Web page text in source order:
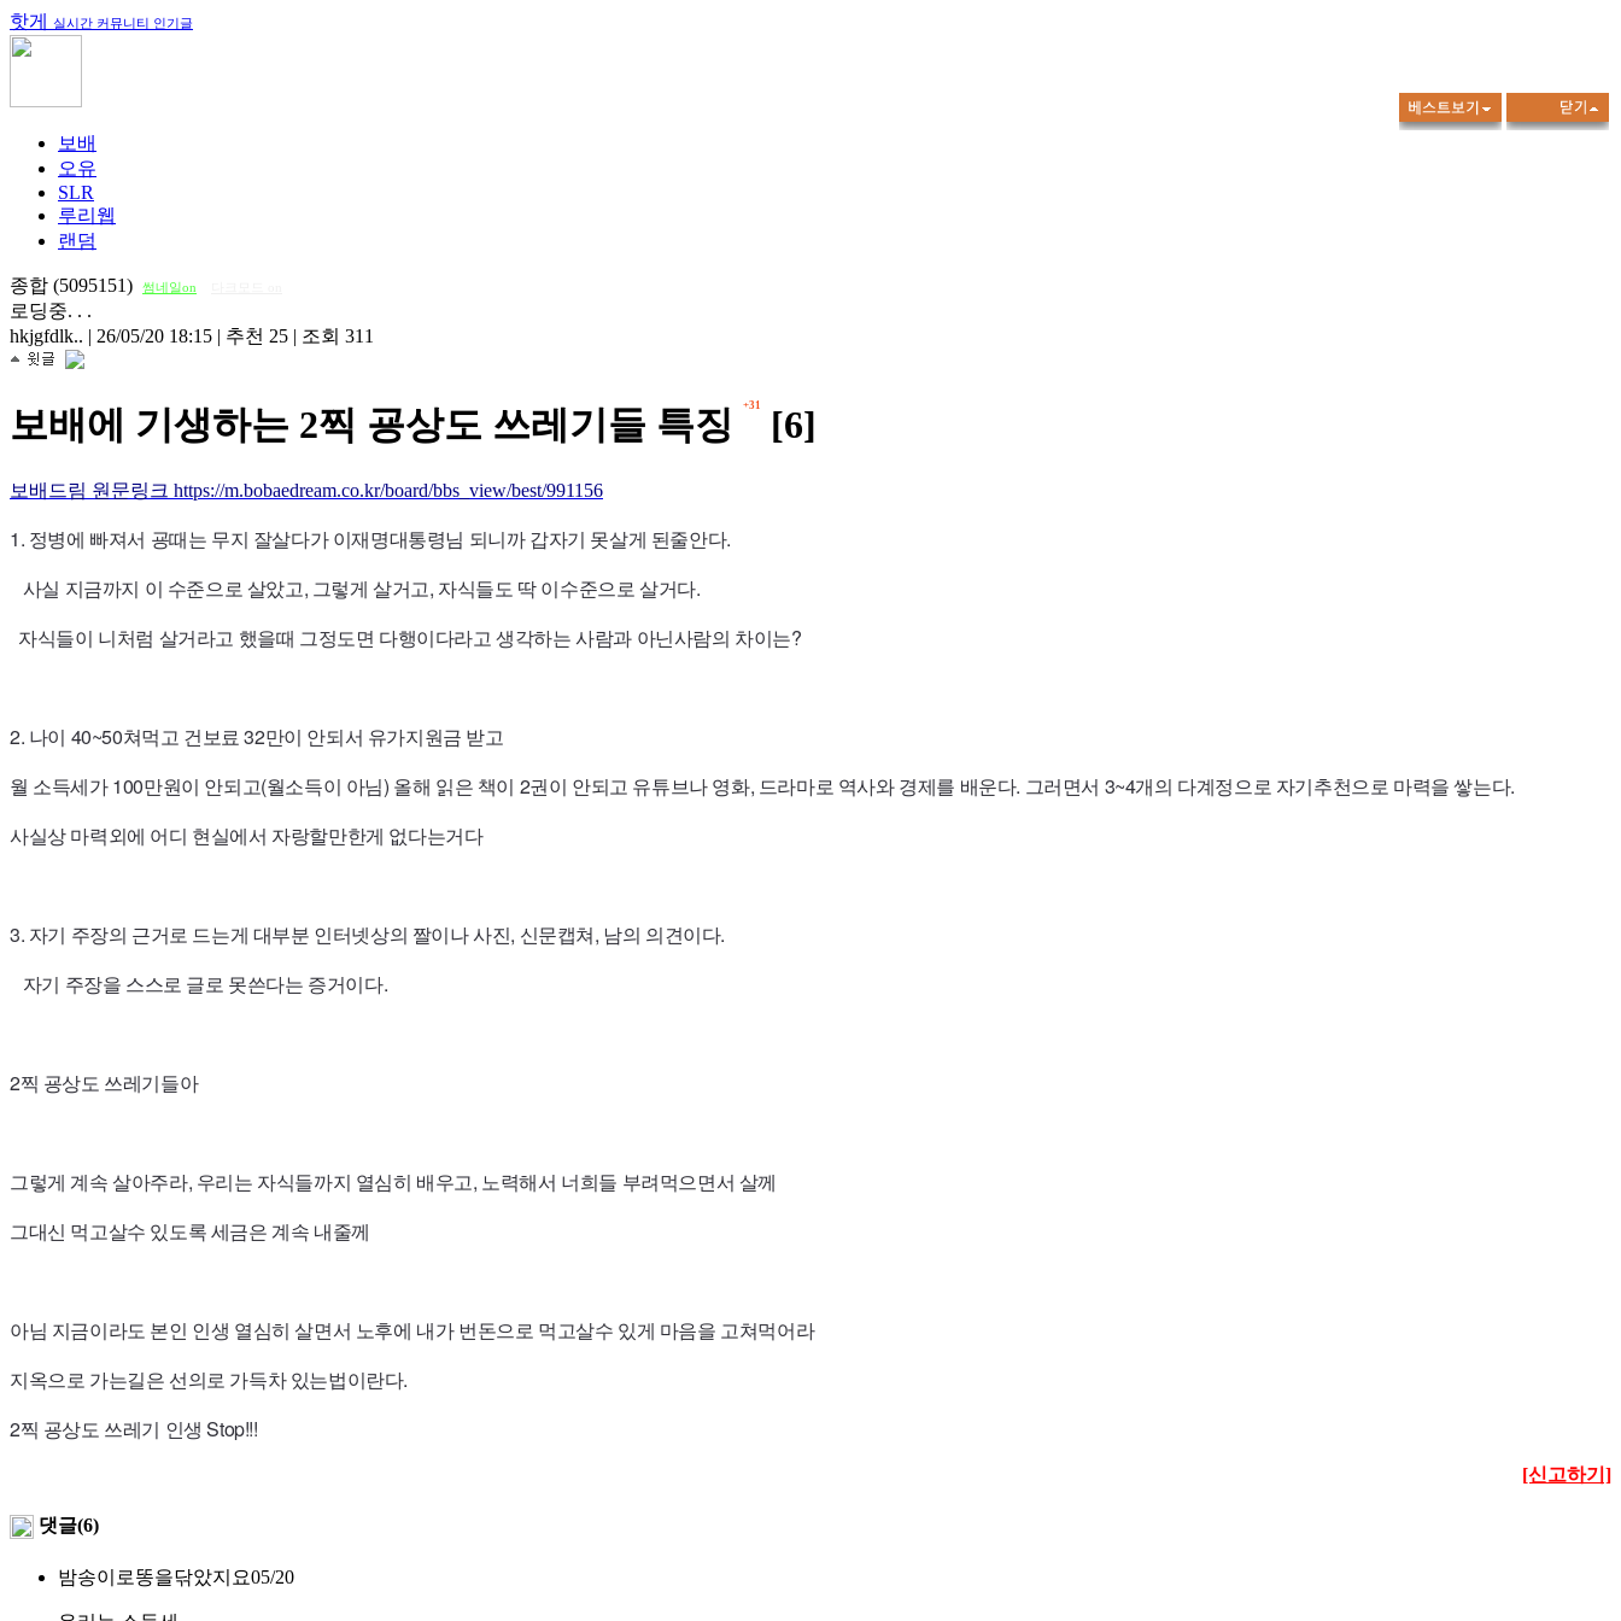
핫게 실시간 커뮤니티 인기글
보배
오유
SLR
루리웹
랜덤
종합 (5095151) 썸네일on
로딩중. . .
hkjgfdlk.. | 26/05/20 18:15 | 추천 25 | 조회 311
보배에 기생하는 2찍 굥상도 쓰레기들 특징 +31 [6]
보배드림 원문링크 https://m.bobaedream.co.kr/board/bbs_view/best/991156
1. 정병에 빠져서 굥때는 무지 잘살다가 이재명대통령님 되니까 갑자기 못살게 된줄안다.
사실 지금까지 이 수준으로 살았고, 그렇게 살거고, 자식들도 딱 이수준으로 살거다.
자식들이 니처럼 살거라고 했을때 그정도면 다행이다라고 생각하는 사람과 아닌사람의 차이는?
2. 나이 40~50쳐먹고 건보료 32만이 안되서 유가지원금 받고
월 소득세가 100만원이 안되고(월소득이 아님) 올해 읽은 책이 2권이 안되고 유튜브나 영화, 드라마로 역사와 경제를 배운다. 그러면서 3~4개의 다계정으로 자기추천으로 마력을 쌓는다.
사실상 마력외에 어디 현실에서 자랑할만한게 없다는거다
3. 자기 주장의 근거로 드는게 대부분 인터넷상의 짤이나 사진, 신문캡쳐, 남의 의견이다.
자기 주장을 스스로 글로 못쓴다는 증거이다.
2찍 굥상도 쓰레기들아
그렇게 계속 살아주라, 우리는 자식들까지 열심히 배우고, 노력해서 너희들 부려먹으면서 살께
그대신 먹고살수 있도록 세금은 계속 내줄께
아님 지금이라도 본인 인생 열심히 살면서 노후에 내가 번돈으로 먹고살수 있게 마음을 고쳐먹어라
지옥으로 가는길은 선의로 가득차 있는법이란다.
2찍 굥상도 쓰레기 인생 Stop!!!
[신고하기]
댓글(6)
밤송이로똥을닦았지요05/20